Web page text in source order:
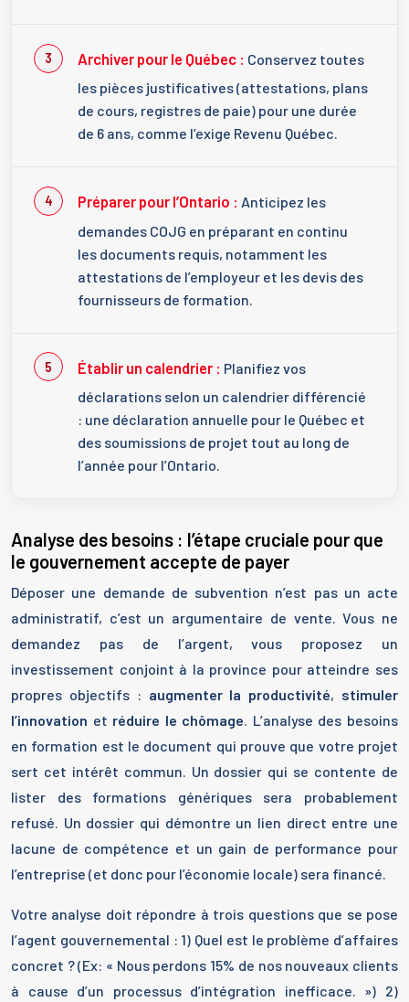
Archiver pour le Québec : Conservez toutes
les pièces justificatives (attestations, plans
de cours, registres de paie) pour une durée
de 6 ans, comme l’exige Revenu Québec.
Préparer pour l’Ontario : Anticipez les
demandes COJG en préparant en continu
les documents requis, notamment les
attestations de l’employeur et les devis des
fournisseurs de formation.
Établir un calendrier : Planifiez vos
déclarations selon un calendrier différencié
: une déclaration annuelle pour le Québec et
des soumissions de projet tout au long de
l’année pour l’Ontario.
Analyse des besoins : l’étape cruciale pour que
le gouvernement accepte de payer
Déposer une demande de subvention n’est pas un acte
administratif, c’est un argumentaire de vente. Vous ne
demandez pas de l’argent, vous proposez un
investissement conjoint à la province pour atteindre ses
propres objectifs : augmenter la productivité, stimuler
l’innovation et réduire le chômage. L’analyse des besoins
en formation est le document qui prouve que votre projet
sert cet intérêt commun. Un dossier qui se contente de
lister des formations génériques sera probablement
refusé. Un dossier qui démontre un lien direct entre une
lacune de compétence et un gain de performance pour
l’entreprise (et donc pour l’économie locale) sera financé.
Votre analyse doit répondre à trois questions que se pose
l’agent gouvernemental : 1) Quel est le problème d’affaires
concret ? (Ex: « Nous perdons 15% de nos nouveaux clients
à cause d’un processus d’intégration inefficace. ») 2)